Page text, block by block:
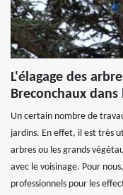
L'élagage des
Breconchaux
Un certain nombre de
jardins. En effet, il est très
arbres ou les grands
avec le voisinage. Pour
professionnels pour les